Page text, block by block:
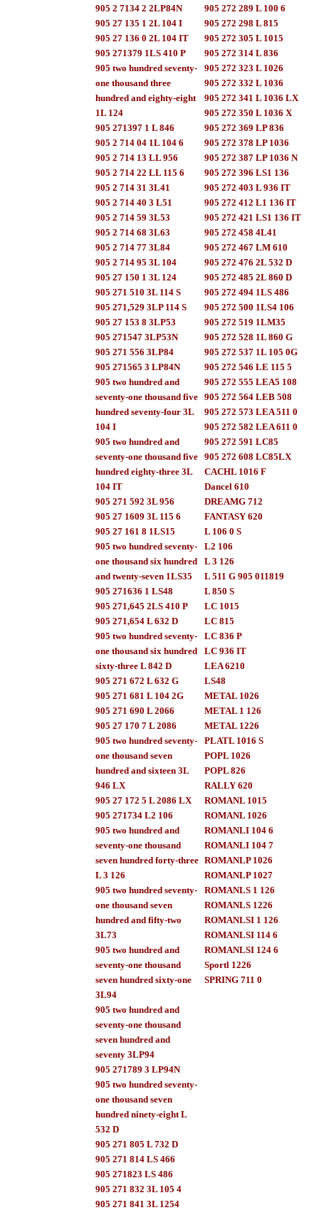
905 2 7134 2 2LP84N
905 27 135 1 2L 104 I
905 27 136 0 2L 104 IT
905 271379 1LS 410 P
905 two hundred seventy-
one thousand three
hundred and eighty-eight
1L 124
905 271397 1 L 846
905 2 714 04 1L 104 6
905 2 714 13 LL 956
905 2 714 22 LL 115 6
905 2 714 31 3L41
905 2 714 40 3 L51
905 2 714 59 3L53
905 2 714 68 3L63
905 2 714 77 3L84
905 2 714 95 3L 104
905 27 150 1 3L 124
905 271 510 3L 114 S
905 271,529 3LP 114 S
905 27 153 8 3LP53
905 271547 3LP53N
905 271 556 3LP84
905 271565 3 LP84N
905 two hundred and
seventy-one thousand five
hundred seventy-four 3L
104 I
905 two hundred and
seventy-one thousand five
hundred eighty-three 3L
104 IT
905 271 592 3L 956
905 27 1609 3L 115 6
905 27 161 8 1LS15
905 two hundred seventy-
one thousand six hundred
and twenty-seven 1LS35
905 271636 1 LS48
905 271,645 2LS 410 P
905 271,654 L 632 D
905 two hundred seventy-
one thousand six hundred
sixty-three L 842 D
905 271 672 L 632 G
905 271 681 L 104 2G
905 271 690 L 2066
905 27 170 7 L 2086
905 two hundred seventy-
one thousand seven
hundred and sixteen 3L
946 LX
905 27 172 5 L 2086 LX
905 271734 L2 106
905 two hundred and
seventy-one thousand
seven hundred forty-three
L 3 126
905 two hundred seventy-
one thousand seven
hundred and fifty-two
3L73
905 two hundred and
seventy-one thousand
seven hundred sixty-one
3L94
905 two hundred and
seventy-one thousand
seven hundred and
seventy 3LP94
905 271789 3 LP94N
905 two hundred seventy-
one thousand seven
hundred ninety-eight L
532 D
905 271 805 L 732 D
905 271 814 LS 466
905 271823 LS 486
905 271 832 3L 105 4
905 271 841 3L 1254
905 272 289 L 100 6
905 272 298 L 815
905 272 305 L 1015
905 272 314 L 836
905 272 323 L 1026
905 272 332 L 1036
905 272 341 L 1036 LX
905 272 350 L 1036 X
905 272 369 LP 836
905 272 378 LP 1036
905 272 387 LP 1036 N
905 272 396 LS1 136
905 272 403 L 936 IT
905 272 412 L1 136 IT
905 272 421 LS1 136 IT
905 272 458 4L41
905 272 467 LM 610
905 272 476 2L 532 D
905 272 485 2L 860 D
905 272 494 1LS 486
905 272 500 1LS4 106
905 272 519 1LM35
905 272 528 1L 860 G
905 272 537 1L 105 0G
905 272 546 LE 115 5
905 272 555 LEA5 108
905 272 564 LEB 508
905 272 573 LEA 511 0
905 272 582 LEA 611 0
905 272 591 LC85
905 272 608 LC85LX
CACHL 1016 F
Dancel 610
DREAMG 712
FANTASY 620
L 106 0 S
L2 106
L 3 126
L 511 G 905 011819
L 850 S
LC 1015
LC 815
LC 836 P
LC 936 IT
LEA 6210
LS48
METAL 1026
METAL 1 126
METAL 1226
PLATL 1016 S
POPL 1026
POPL 826
RALLY 620
ROMANL 1015
ROMANL 1026
ROMANLI 104 6
ROMANLI 104 7
ROMANLP 1026
ROMANLP 1027
ROMANLS 1 126
ROMANLS 1226
ROMANLSI 1 126
ROMANLSI 114 6
ROMANLSI 124 6
Sportl 1226
SPRING 711 0